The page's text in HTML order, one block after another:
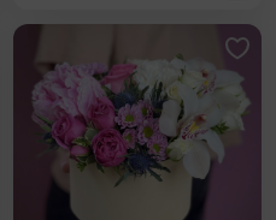
в избранное